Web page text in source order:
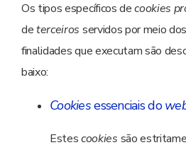
Os tipos específicos decookies
deterceiros servidos por meio
finalidades que executam são
baixo:
Cookiesessenciais do
Estescookies são